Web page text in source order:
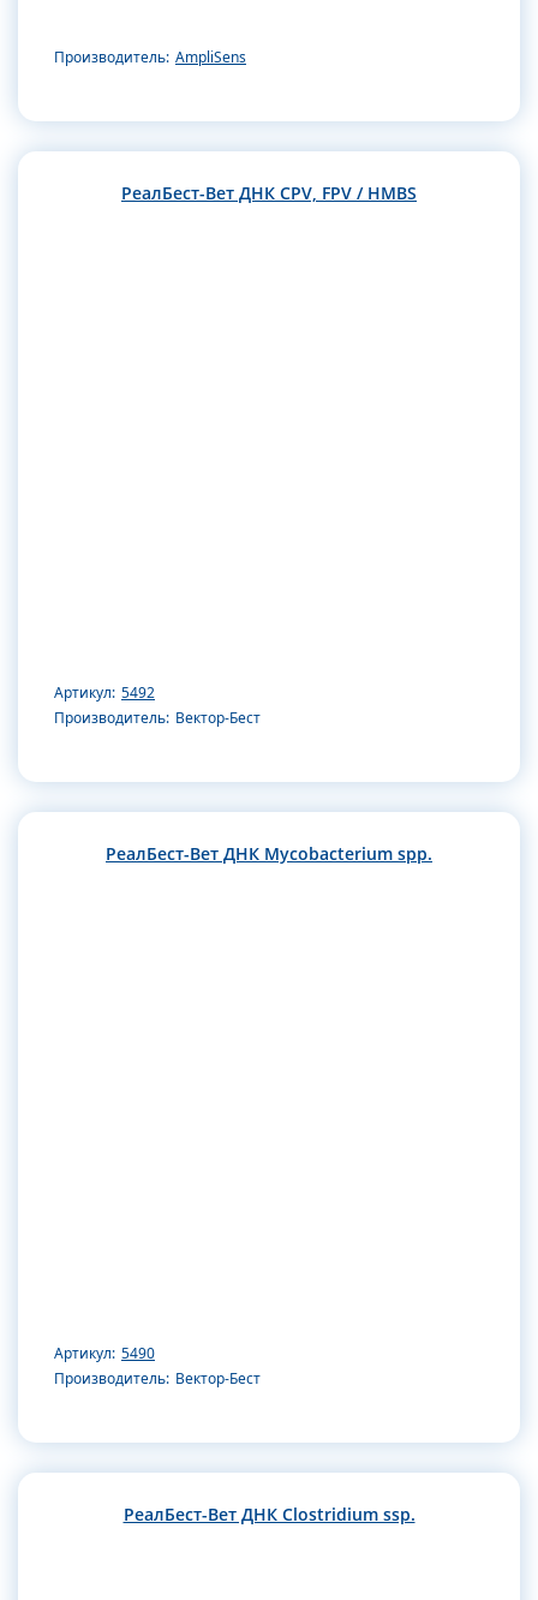
Производитель: AmpliSens
РеалБест-Вет ДНК CPV, FPV / HMBS
Артикул: 5492
Производитель: Вектор-Бест
РеалБест-Вет ДНК Mycobacterium spp.
Артикул: 5490
Производитель: Вектор-Бест
РеалБест-Вет ДНК Clostridium ssp.